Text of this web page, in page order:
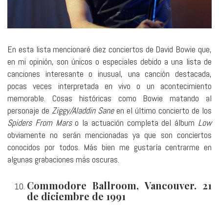
En esta lista mencionaré diez conciertos de David Bowie que,
en mi opinión, son únicos o especiales debido a una lista de
canciones interesante o inusual, una canción destacada,
pocas veces interpretada en vivo o un acontecimiento
memorable. Cosas históricas como Bowie matando al
personaje de Ziggy/Aladdin Saneen el último concierto de los
Spiders From Marso la actuación completa del álbum Low
obviamente no serán mencionadas ya que son conciertos
conocidos por todos. Más bien me gustaría centrarme en
algunas grabaciones más oscuras.
Commodore Ballroom, Vancouver. 21
de diciembre de 1991